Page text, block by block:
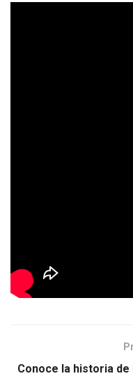
Conoce la historia